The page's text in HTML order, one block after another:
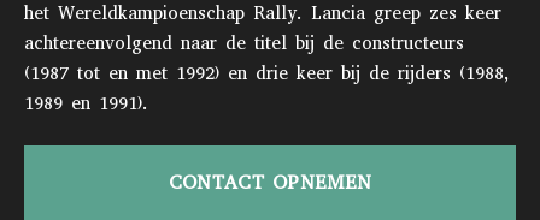
het Wereldkampioenschap Rally. Lancia greep zes keer
achtereenvolgend naar de titel bij de constructeurs
(1987 tot en met 1992) en drie keer bij de rijders (1988,
1989 en 1991).
CONTACT OPNEMEN